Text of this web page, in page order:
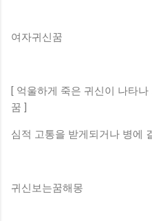
여자귀신꿈
[ 억울하게 죽은 귀신이 나타
꿈 ]
심적 고통을 받게되거나 병에
귀신보는꿈해몽